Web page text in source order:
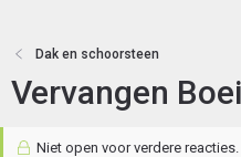
Dak en schoorsteen
Vervangen
Niet open voor verdere reacties.